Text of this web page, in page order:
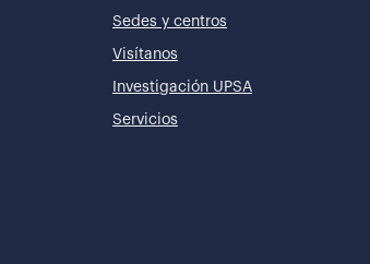
Sedes y centros
Visítanos
Investigación UPSA
Servicios